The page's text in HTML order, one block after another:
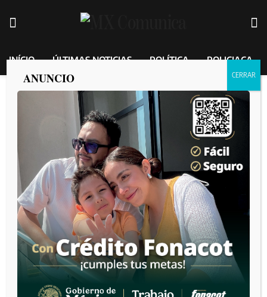
INÍCIO ÚLTIMAS NOTICIAS POLÍTICA POLICIACA
Etiqueta:Ismael Burgeño
Así comenzó la creación del Consejo Consultivo Empresarial
en Tijuana
porMEXICO COMUNICA 2026-08-07
Arte y cultura fronteriza en jovenes estudiantes
porMEXICO COMUNICA 2026-08-06
Burgueño arrasaría; ni una alianza entre PAN, PRI y MC
alcanzaría a Morena
porMEXICO COMUNICA 2026-07-31
Celebra Ismael Burgueño convenio de colaboración con
Cetys Universidad en apoyo a la educación
ANUNCIO